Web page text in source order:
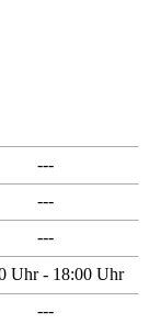
---
---
---
Uhr - 18:00 Uhr
---